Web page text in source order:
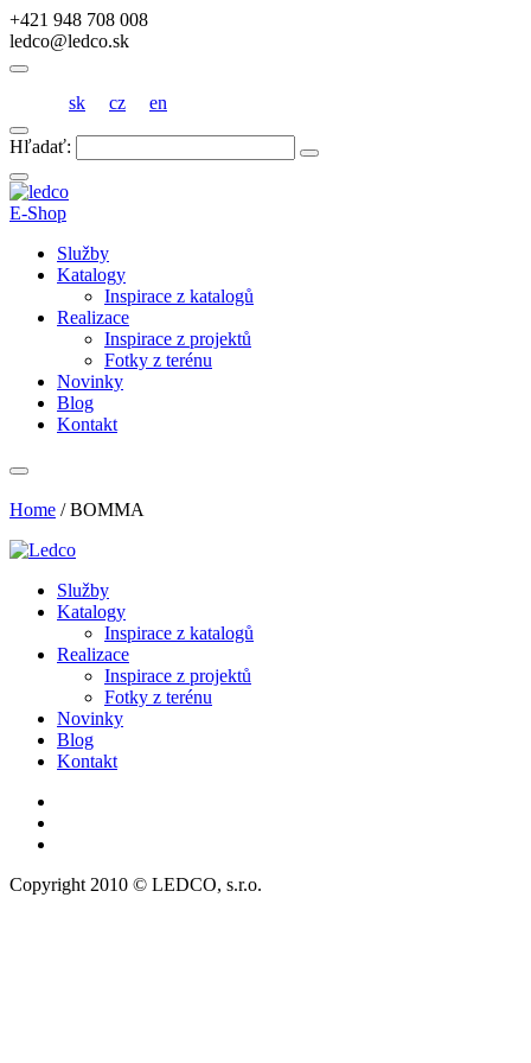
+421 948 708 008
ledco@ledco.sk
sk cz en
Hľadať:
E-Shop
Služby
Katalogy
Inspirace z katalogů
Realizace
Inspirace z projektů
Fotky z terénu
Novinky
Blog
Kontakt
Home /BOMMA
Služby
Katalogy
Inspirace z katalogů
Realizace
Inspirace z projektů
Fotky z terénu
Novinky
Blog
Kontakt
Copyright 2010 © LEDCO, s.r.o.